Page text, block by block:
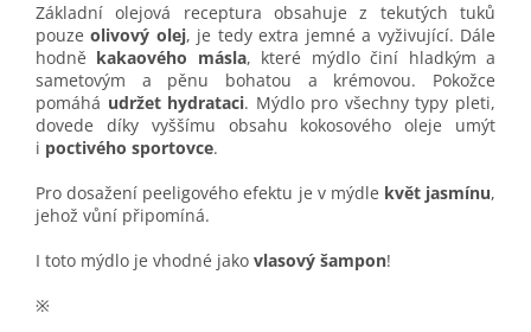
Základní olejová receptura obsahuje z tekutých tuků
pouze olivový olej, je tedy extra jemné a vyživující. Dále
hodně kakaového másla, které mýdlo činí hladkým a
sametovým a pěnu bohatou a krémovou. Pokožce
pomáhá udržet hydrataci. Mýdlo pro všechny typy pleti,
dovede díky vyššímu obsahu kokosového oleje umýt
i poctivého sportovce.
Pro dosažení peeligového efektu je v mýdle květ jasmínu,
jehož vůní připomíná.
I toto mýdlo je vhodné jako vlasový šampon!
※